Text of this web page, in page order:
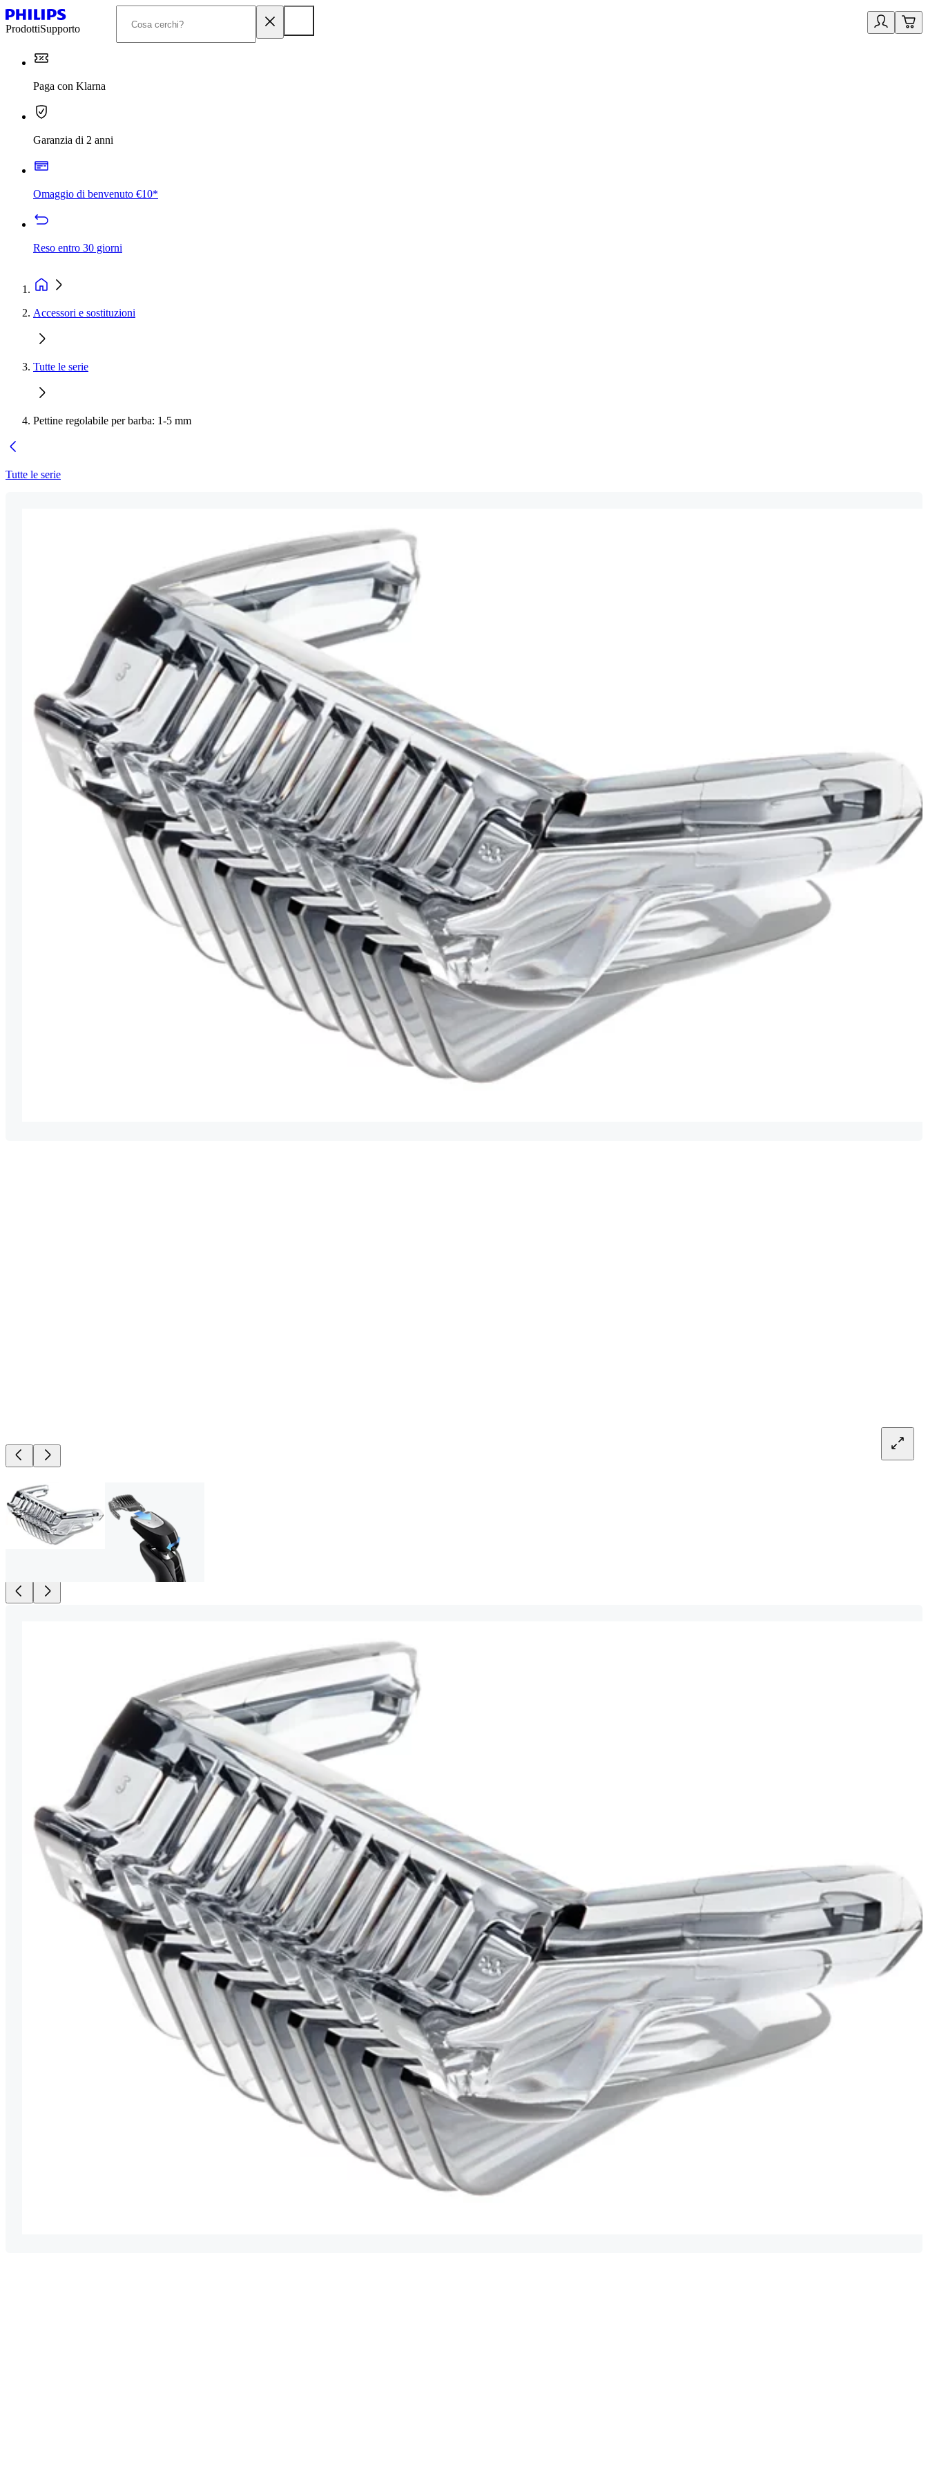
ProdottiSupporto
Paga con Klarna
Garanzia di 2 anni
Omaggio di benvenuto €10*
Reso entro 30 giorni
Accessori e sostituzioni
Tutte le serie
Pettine regolabile per barba: 1-5 mm
Tutte le serie